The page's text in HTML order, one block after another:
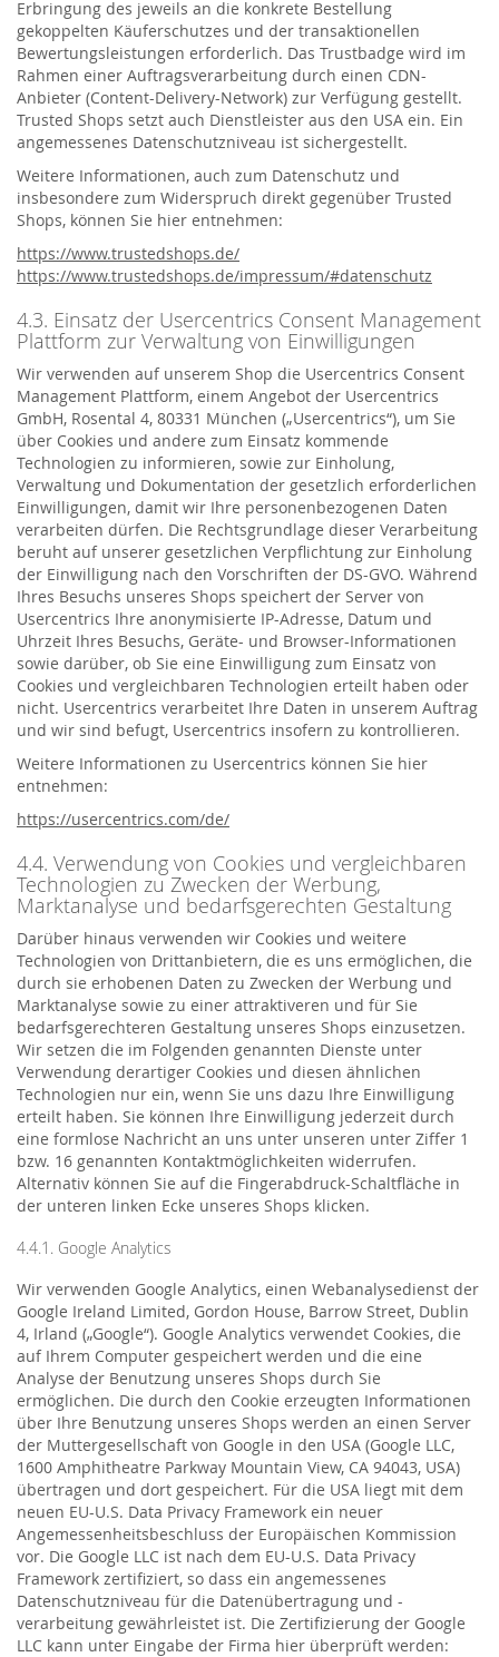
Erbringung des jeweils an die konkrete Bestellung
gekoppelten Käuferschutzes und der transaktionellen
Bewertungsleistungen erforderlich. Das Trustbadge wird im
Rahmen einer Auftragsverarbeitung durch einen CDN-
Anbieter (Content-Delivery-Network) zur Verfügung gestellt.
Trusted Shops setzt auch Dienstleister aus den USA ein. Ein
angemessenes Datenschutzniveau ist sichergestellt.
Weitere Informationen, auch zum Datenschutz und
insbesondere zum Widerspruch direkt gegenüber Trusted
Shops, können Sie hier entnehmen:
https://www.trustedshops.de/
https://www.trustedshops.de/impressum/#datenschutz
4.3. Einsatz der Usercentrics Consent Management
Plattform zur Verwaltung von Einwilligungen
Wir verwenden auf unserem Shop die Usercentrics Consent
Management Plattform, einem Angebot der Usercentrics
GmbH, Rosental 4, 80331 München („Usercentrics“), um Sie
über Cookies und andere zum Einsatz kommende
Technologien zu informieren, sowie zur Einholung,
Verwaltung und Dokumentation der gesetzlich erforderlichen
Einwilligungen, damit wir Ihre personenbezogenen Daten
verarbeiten dürfen. Die Rechtsgrundlage dieser Verarbeitung
beruht auf unserer gesetzlichen Verpflichtung zur Einholung
der Einwilligung nach den Vorschriften der DS-GVO. Während
Ihres Besuchs unseres Shops speichert der Server von
Usercentrics Ihre anonymisierte IP-Adresse, Datum und
Uhrzeit Ihres Besuchs, Geräte- und Browser-Informationen
sowie darüber, ob Sie eine Einwilligung zum Einsatz von
Cookies und vergleichbaren Technologien erteilt haben oder
nicht. Usercentrics verarbeitet Ihre Daten in unserem Auftrag
und wir sind befugt, Usercentrics insofern zu kontrollieren.
Weitere Informationen zu Usercentrics können Sie hier
entnehmen:
https://usercentrics.com/de/
4.4. Verwendung von Cookies und vergleichbaren
Technologien zu Zwecken der Werbung,
Marktanalyse und bedarfsgerechten Gestaltung
Darüber hinaus verwenden wir Cookies und weitere
Technologien von Drittanbietern, die es uns ermöglichen, die
durch sie erhobenen Daten zu Zwecken der Werbung und
Marktanalyse sowie zu einer attraktiveren und für Sie
bedarfsgerechteren Gestaltung unseres Shops einzusetzen.
Wir setzen die im Folgenden genannten Dienste unter
Verwendung derartiger Cookies und diesen ähnlichen
Technologien nur ein, wenn Sie uns dazu Ihre Einwilligung
erteilt haben. Sie können Ihre Einwilligung jederzeit durch
eine formlose Nachricht an uns unter unseren unter Ziffer 1
bzw. 16 genannten Kontaktmöglichkeiten widerrufen.
Alternativ können Sie auf die Fingerabdruck-Schaltfläche in
der unteren linken Ecke unseres Shops klicken.
4.4.1. Google Analytics
Wir verwenden Google Analytics, einen Webanalysedienst der
Google Ireland Limited, Gordon House, Barrow Street, Dublin
4, Irland („Google“). Google Analytics verwendet Cookies, die
auf Ihrem Computer gespeichert werden und die eine
Analyse der Benutzung unseres Shops durch Sie
ermöglichen. Die durch den Cookie erzeugten Informationen
über Ihre Benutzung unseres Shops werden an einen Server
der Muttergesellschaft von Google in den USA (Google LLC,
1600 Amphitheatre Parkway Mountain View, CA 94043, USA)
übertragen und dort gespeichert. Für die USA liegt mit dem
neuen EU-U.S. Data Privacy Framework ein neuer
Angemessenheitsbeschluss der Europäischen Kommission
vor. Die Google LLC ist nach dem EU-U.S. Data Privacy
Framework zertifiziert, so dass ein angemessenes
Datenschutzniveau für die Datenübertragung und -
verarbeitung gewährleistet ist. Die Zertifizierung der Google
LLC kann unter Eingabe der Firma hier überprüft werden: